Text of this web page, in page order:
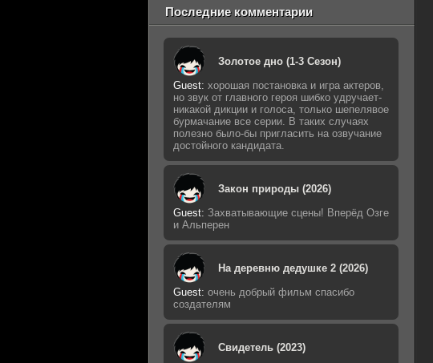
Последние комментарии
Золотое дно (1-3 Сезон)
Guest: хорошая постановка и игра актеров,
но звук от главного героя шибко удручает-
никакой дикции и голоса, только шепелявое
бурмачание все серии. В таких случаях
полезно было-бы пригласить на озвучание
достойного кандидата.
Закон природы (2026)
Guest: Захватывающие сцены! Вперёд Озге
и Альперен
На деревню дедушке 2 (2026)
Guest: очень добрый фильм спасибо
создателям
Свидетель (2023)